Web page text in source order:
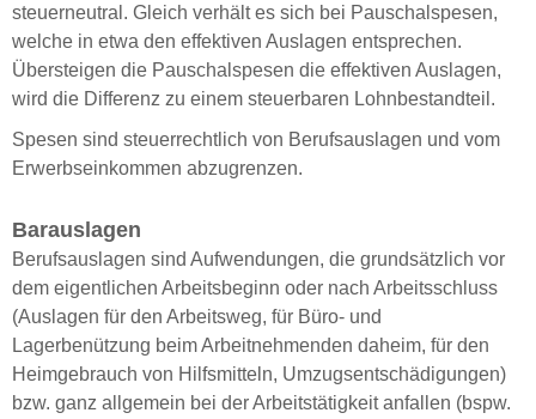
steuerneutral. Gleich verhält es sich bei Pauschalspesen,
welche in etwa den effektiven Auslagen entsprechen.
Übersteigen die Pauschalspesen die effektiven Auslagen,
wird die Differenz zu einem steuerbaren Lohnbestandteil.
Spesen sind steuerrechtlich von Berufsauslagen und vom
Erwerbseinkommen abzugrenzen.
Barauslagen
Berufsauslagen sind Aufwendungen, die grundsätzlich vor
dem eigentlichen Arbeitsbeginn oder nach Arbeitsschluss
(Auslagen für den Arbeitsweg, für Büro- und
Lagerbenützung beim Arbeitnehmenden daheim, für den
Heimgebrauch von Hilfsmitteln, Umzugsentschädigungen)
bzw. ganz allgemein bei der Arbeitstätigkeit anfallen (bspw.